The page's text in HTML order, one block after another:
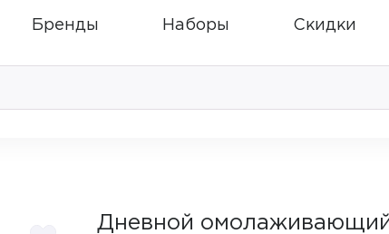
Бренды Наборы Скидки
Дневной